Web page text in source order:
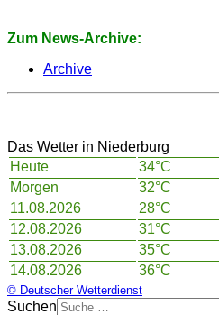
Zum News-Archive:
Archive
Das Wetter in Niederburg
Heute
34°C
Morgen
32°C
11.08.2026
28°C
12.08.2026
31°C
13.08.2026
35°C
14.08.2026
36°C
© Deutscher Wetterdienst
Suchen